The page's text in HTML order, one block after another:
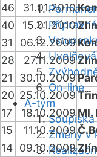
On-line
A-tým
Soupiska
Změny v
46 31.01.2010
40
15.01.2010Zlín
31
06.12.2009
28
27.11.2009 Zlín
21
30.10.2009
20 25.10.2009
17
18.10.2009Ml.
15
11.10.2009
14 09.10.2009Zlín